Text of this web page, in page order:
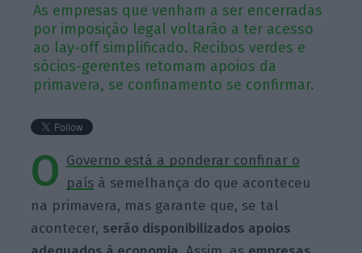
As empresas que venham a ser encerradas
por imposição legal voltarão a ter acesso
ao lay-off simplificado. Recibos verdes e
sócios-gerentes retomam apoios da
primavera, se confinamento se confirmar.
O Governo está a ponderar confinar o
país à semelhança do que aconteceu
na primavera, mas garante que, se tal
acontecer, serão disponibilizados apoios